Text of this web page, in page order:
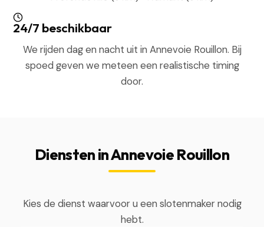
24/7 beschikbaar
We rijden dag en nacht uit in Annevoie Rouillon. Bij
spoed geven we meteen een realistische timing
door.
Diensten in Annevoie Rouillon
Kies de dienst waarvoor u een slotenmaker nodig
hebt.